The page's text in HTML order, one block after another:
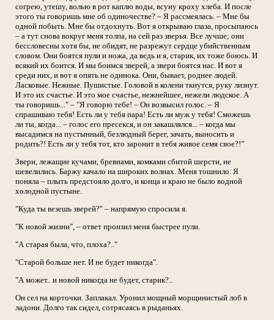
согрею, утешу, волью в рот каплю воды, всуну кроху хлеба. И после
этого ты говоришь мне об одиночестве? – Я рассмеялась. – Мне бы
одной побыть. Мне бы отдохнуть. Вот я открываю глаза, просыпаюсь
– а тут снова вокруг меня толпа, на сей раз зверья. Все лучше; они
бессловесны хотя бы, не обидят, не разрежут сердце убийственным
словом. Они боятся пули и ножа, да ведь и я, старик, их тоже боюсь. И
всякий их боится. И мы боимся зверей, а звери боятся нас. И вот я
среди них, и вот я опять не одинока. Они, бывает, роднее людей.
Ласковые. Нежные. Пушистые. Головой в колени ткнутся, руку лизнут.
И это их счастье. И это мое счастье, нежнейшее, нежели людское. А
ты говоришь..." – "Я говорю тебе! – Он возвысил голос. – Я
спрашиваю тебя! Есть ли у тебя пара! Есть ли муж у тебя! Сможешь
ли ты, когда... – голос его пресекся, и он закашлялся... – когда мы
высадимся на пустынный, безлюдный берег, зачать, выносить и
родить?! Есть ли у тебя тот, кто заронит в тебя живое семя свое?!”
Звери, лежащие кучами, бревнами, комками сбитой шерсти, не
шевелились. Баржу качало на широких волнах. Меня тошнило. Я
поняла – плыть предстояло долго, и конца и краю не было водной
холодной пустыне.
"Куда ты везешь зверей?" – напрямую спросила я.
"К новой жизни", – ответ пронзил меня быстрее пули.
"А старая была, что, плоха?.."
"Старой больше нет. И не будет никогда".
"А может.. и новой никогда не будет, старик?..
Он сел на корточки. Заплакал. Уронил мощный морщинистый лоб в
ладони. Долго так сидел, сотрясаясь в рыданьях.